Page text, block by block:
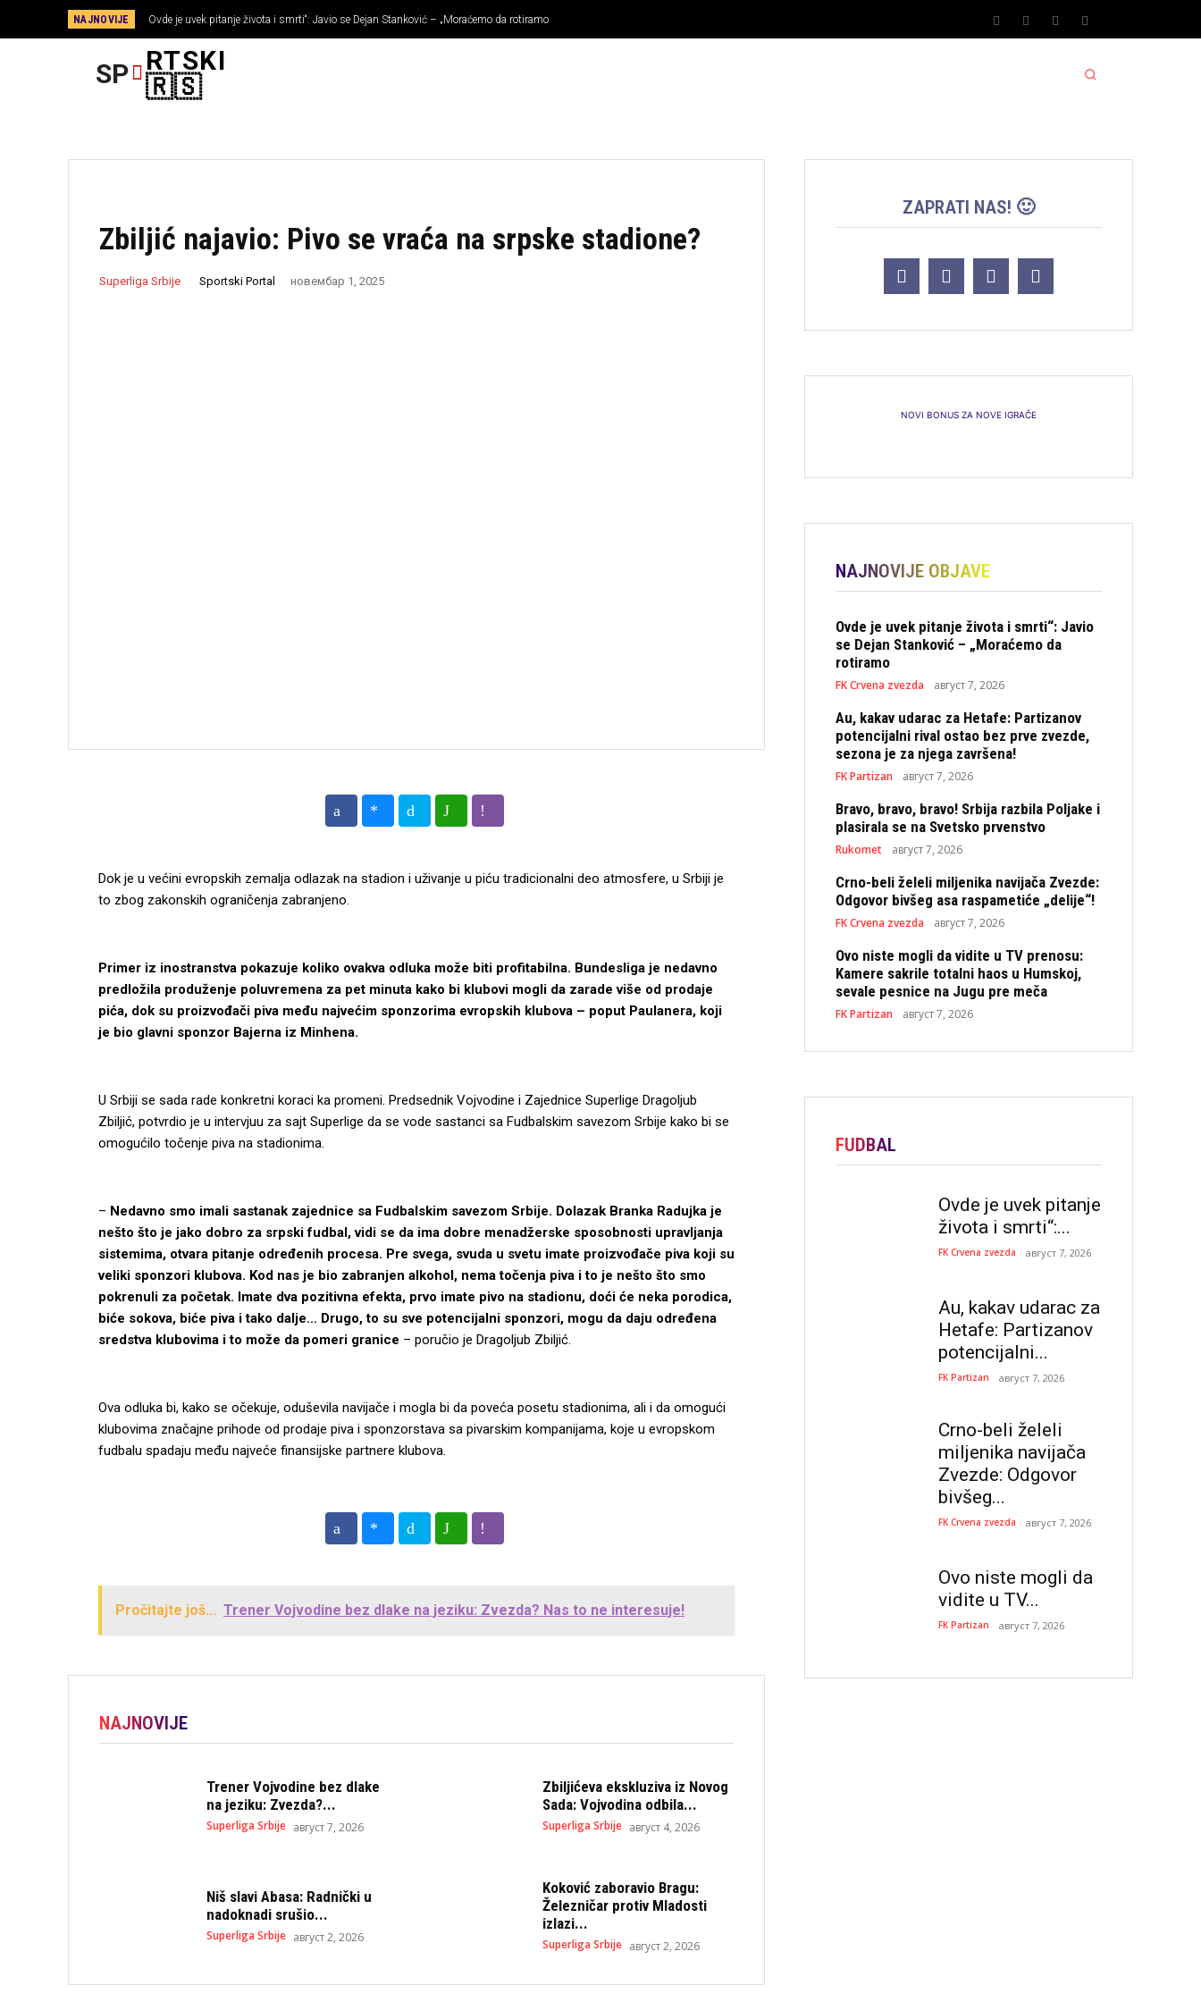
NAJNOVIJE Ovde je uvek pitanje života i smrti“: Javio se Dejan Stanković – „Moraćemo da rotiramo
SP RTSKI
🇷🇸
Zbiljić najavio: Pivo se vraća na srpske stadione?
Superliga Srbije Sportski Portal новембар 1, 2025
Dok je u većini evropskih zemalja odlazak na stadion i uživanje u piću tradicionalni deo atmosfere, u Srbiji je
to zbog zakonskih ograničenja zabranjeno.
Primer iz inostranstva pokazuje koliko ovakva odluka može biti profitabilna. Bundesliga je nedavno
predložila produženje poluvremena za pet minuta kako bi klubovi mogli da zarade više od prodaje
pića, dok su proizvođači piva među najvećim sponzorima evropskih klubova – poput Paulanera, koji
je bio glavni sponzor Bajerna iz Minhena.
U Srbiji se sada rade konkretni koraci ka promeni. Predsednik Vojvodine i Zajednice Superlige Dragoljub
Zbiljić, potvrdio je u intervjuu za sajt Superlige da se vode sastanci sa Fudbalskim savezom Srbije kako bi se
omogućilo točenje piva na stadionima.
– Nedavno smo imali sastanak zajednice sa Fudbalskim savezom Srbije. Dolazak Branka Radujka je
nešto što je jako dobro za srpski fudbal, vidi se da ima dobre menadžerske sposobnosti upravljanja
sistemima, otvara pitanje određenih procesa. Pre svega, svuda u svetu imate proizvođače piva koji su
veliki sponzori klubova. Kod nas je bio zabranjen alkohol, nema točenja piva i to je nešto što smo
pokrenuli za početak. Imate dva pozitivna efekta, prvo imate pivo na stadionu, doći će neka porodica,
biće sokova, biće piva i tako dalje… Drugo, to su sve potencijalni sponzori, mogu da daju određena
sredstva klubovima i to može da pomeri granice – poručio je Dragoljub Zbiljić.
Ova odluka bi, kako se očekuje, oduševila navijače i mogla bi da poveća posetu stadionima, ali i da omogući
klubovima značajne prihode od prodaje piva i sponzorstava sa pivarskim kompanijama, koje u evropskom
fudbalu spadaju među najveće finansijske partnere klubova.
Pročitajte još... Trener Vojvodine bez dlake na jeziku: Zvezda? Nas to ne interesuje!
NAJNOVIJE
Trener Vojvodine bez dlake
na jeziku: Zvezda?...
Superliga Srbije август 7, 2026
Zbiljićeva ekskluziva iz Novog
Sada: Vojvodina odbila...
Superliga Srbije август 4, 2026
Niš slavi Abasa: Radnički u
nadoknadi srušio...
Superliga Srbije август 2, 2026
Koković zaboravio Bragu:
Železničar protiv Mladosti
izlazi...
Superliga Srbije август 2, 2026
ZAPRATI NAS! 🙂
NOVI BONUS ZA NOVE IGRAČE
NAJNOVIJE OBJAVE
Ovde je uvek pitanje života i smrti“: Javio
se Dejan Stanković – „Moraćemo da
rotiramo
FK Crvena zvezda август 7, 2026
Au, kakav udarac za Hetafe: Partizanov
potencijalni rival ostao bez prve zvezde,
sezona je za njega završena!
FK Partizan август 7, 2026
Bravo, bravo, bravo! Srbija razbila Poljake i
plasirala se na Svetsko prvenstvo
Rukomet август 7, 2026
Crno-beli želeli miljenika navijača Zvezde:
Odgovor bivšeg asa raspametiće „delije“!
FK Crvena zvezda август 7, 2026
Ovo niste mogli da vidite u TV prenosu:
Kamere sakrile totalni haos u Humskoj,
sevale pesnice na Jugu pre meča
FK Partizan август 7, 2026
FUDBAL
Ovde je uvek pitanje
života i smrti“:...
FK Crvena zvezda август 7, 2026
Au, kakav udarac za
Hetafe: Partizanov
potencijalni...
FK Partizan август 7, 2026
Crno-beli želeli
miljenika navijača
Zvezde: Odgovor
bivšeg...
FK Crvena zvezda август 7, 2026
Ovo niste mogli da
vidite u TV...
FK Partizan август 7, 2026